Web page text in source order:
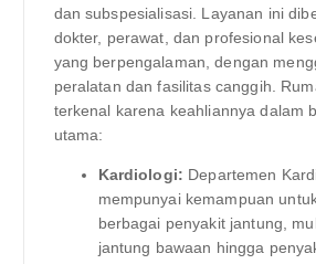
dan subspesialisasi. Layanan ini
dokter, perawat, dan profesional
yang berpengalaman, dengan
peralatan dan fasilitas canggih.
terkenal karena keahliannya dalam
utama:
Kardiologi: Departemen
mempunyai kemampuan
berbagai penyakit jantung,
jantung bawaan hingga